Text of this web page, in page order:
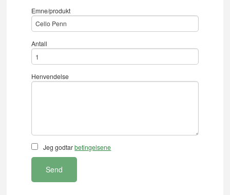
Emne/produkt
Antall
Henvendelse
Jeg godtarbetingelsene
Send